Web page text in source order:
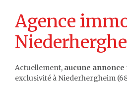
Agence
Actuellement, aucune annonce
exclusivité à Niederhergheim